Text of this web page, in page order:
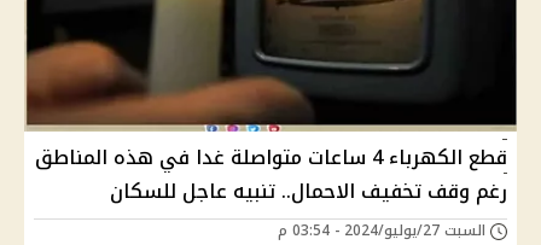
قطع الكهرباء 4 ساعات متواصلة غدا في هذه المناطق
رغم وقف تخفيف الاحمال.. تنبيه عاجل للسكان
السبت 27/يوليو/2024 - 03:54 م